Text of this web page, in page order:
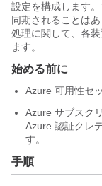
設定を構成します
同期されることは
処理に関して、各
ます。
始める前に
Azure 可用性セ
Azure サブスク
Azure 認証クレ
す。
手順